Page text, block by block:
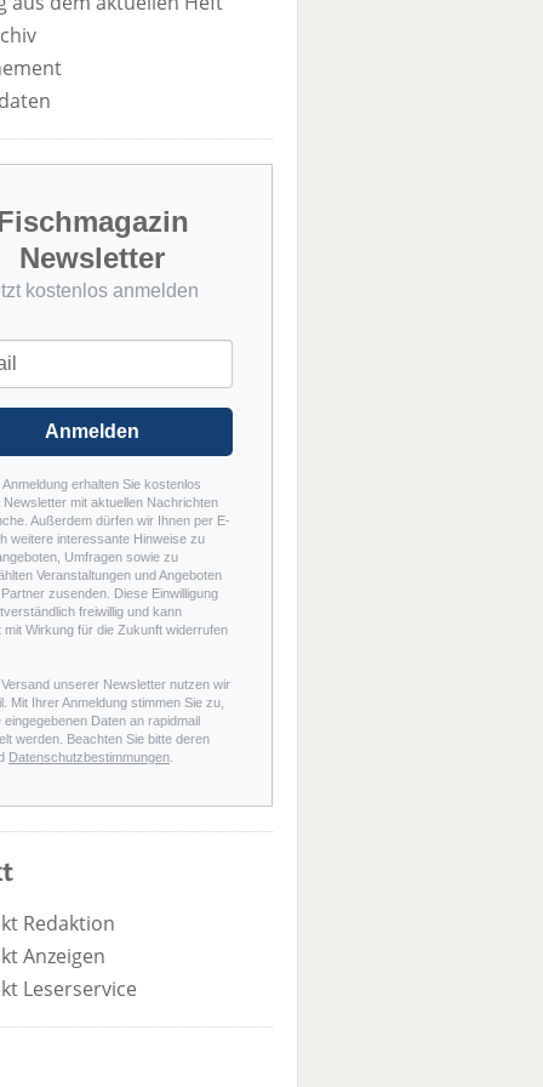
Newsletter
kostenlos anmelden
Anmelden
Anmeldung erhalten Sie kostenlos
Newsletter mit aktuellen Nachrichten
Außerdem dürfen wir Ihnen per E-
weitere interessante Hinweise zu
Umfragen sowie zu
Veranstaltungen und Angeboten
zusenden. Diese Einwilligung
freiwillig und kann
mit Wirkung für die Zukunft widerrufen
Versand unserer Newsletter nutzen wir
Mit Ihrer Anmeldung stimmen Sie zu,
eingegebenen Daten an rapidmail
werden. Beachten Sie bitte deren
Datenschutzbestimmungen
Redaktion
Anzeigen
Leserservice